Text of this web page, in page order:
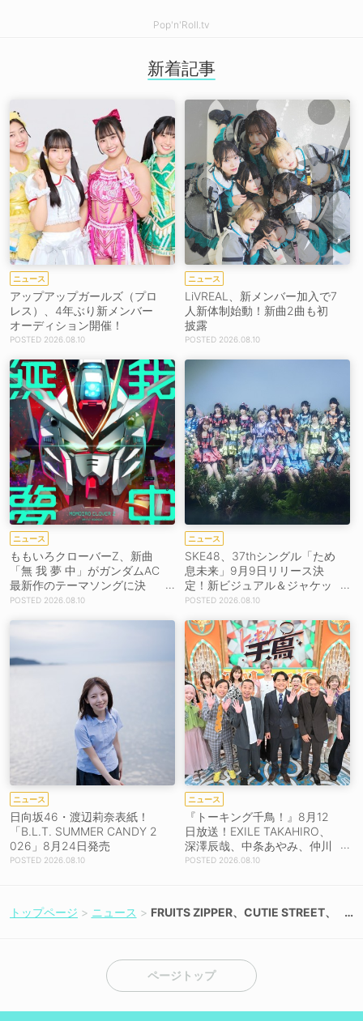
Pop'n'Roll.tv
新着記事
ニュース
アップアップガールズ（プロ
レス）、4年ぶり新メンバー
オーディション開催！
2026.08.10
ニュース
LiVREAL、新メンバー加入で7
人新体制始動！新曲2曲も初
披露
2026.08.10
ニュース
ももいろクローバーZ、新曲
「無 我 夢 中」がガンダムAC
最新作のテーマソングに決
定！8月26日配信リリース！
2026.08.10
ニュース
SKE48、37thシングル「ため
息未来」9月9日リリース決
定！新ビジュアル＆ジャケッ
ト写真も一挙公開！
2026.08.10
ニュース
日向坂46・渡辺莉奈表紙！
「B.L.T. SUMMER CANDY 2
026」8月24日発売
2026.08.10
ニュース
『トーキング千鳥！』8月12
日放送！EXILE TAKAHIRO、
深澤辰哉、中条あやみ、仲川
瑠夏ら豪華ゲストが集結！
2026.08.10
トップページ ニュース
FRUITS ZIPPER、CUTIE STREET、
ページトップ